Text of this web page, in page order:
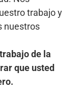
trabajo y
nuestros
de la
que usted